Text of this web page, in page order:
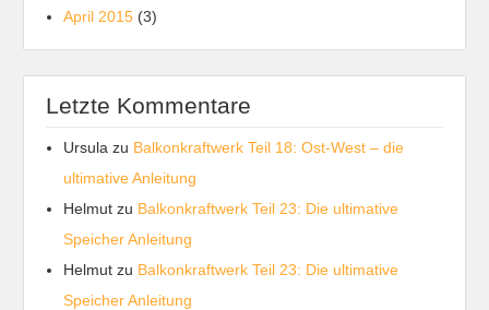
April 2015 (3)
Letzte Kommentare
Ursula zu Balkonkraftwerk Teil 18: Ost-West – die
ultimative Anleitung
Helmut zu Balkonkraftwerk Teil 23: Die ultimative
Speicher Anleitung
Helmut zu Balkonkraftwerk Teil 23: Die ultimative
Speicher Anleitung